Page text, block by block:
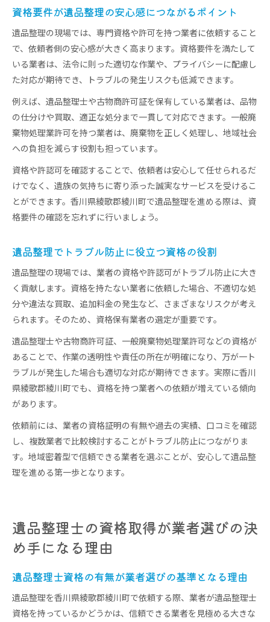
資格要件が遺品整理の安心感につながるポイント
遺品整理の現場では、専門資格や許可を持つ業者に依頼すること
で、依頼者側の安心感が大きく高まります。資格要件を満たして
いる業者は、法令に則った適切な作業や、プライバシーに配慮し
た対応が期待でき、トラブルの発生リスクも低減できます。
例えば、遺品整理士や古物商許可証を保有している業者は、品物
の仕分けや買取、適正な処分まで一貫して対応できます。一般廃
棄物処理業許可を持つ業者は、廃棄物を正しく処理し、地域社会
への負担を減らす役割も担っています。
資格や許認可を確認することで、依頼者は安心して任せられるだ
けでなく、遺族の気持ちに寄り添った誠実なサービスを受けるこ
とができます。香川県綾歌郡綾川町で遺品整理を進める際は、資
格要件の確認を忘れずに行いましょう。
遺品整理でトラブル防止に役立つ資格の役割
遺品整理の現場では、業者の資格や許認可がトラブル防止に大き
く貢献します。資格を持たない業者に依頼した場合、不適切な処
分や違法な買取、追加料金の発生など、さまざまなリスクが考え
られます。そのため、資格保有業者の選定が重要です。
遺品整理士や古物商許可証、一般廃棄物処理業許可などの資格が
あることで、作業の透明性や責任の所在が明確になり、万が一ト
ラブルが発生した場合も適切な対応が期待できます。実際に香川
県綾歌郡綾川町でも、資格を持つ業者への依頼が増えている傾向
があります。
依頼前には、業者の資格証明の有無や過去の実績、口コミを確認
し、複数業者で比較検討することがトラブル防止につながりま
す。地域密着型で信頼できる業者を選ぶことが、安心して遺品整
理を進める第一歩となります。
遺品整理士の資格取得が業者選びの決
め手になる理由
遺品整理士資格の有無が業者選びの基準となる理由
遺品整理を香川県綾歌郡綾川町で依頼する際、業者が遺品整理士
資格を持っているかどうかは、信頼できる業者を見極める大きな